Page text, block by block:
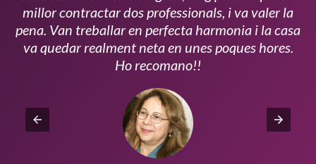
millor contractar dos professionals, i va valer la
pena. Van treballar en perfecta harmonia i la casa
va quedar realment neta en unes poques hores.
Ho recomano!!